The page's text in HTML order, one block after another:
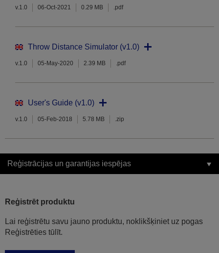
v.1.0 06-Oct-2021 0.29 MB .pdf
Throw Distance Simulator (v1.0)
v.1.0 05-May-2020 2.39 MB .pdf
User's Guide (v1.0)
v.1.0 05-Feb-2018 5.78 MB .zip
Reģistrācijas un garantijas iespējas
Reģistrēt produktu
Lai reģistrētu savu jauno produktu, noklikšķiniet uz pogas
Reģistrēties tūlīt.